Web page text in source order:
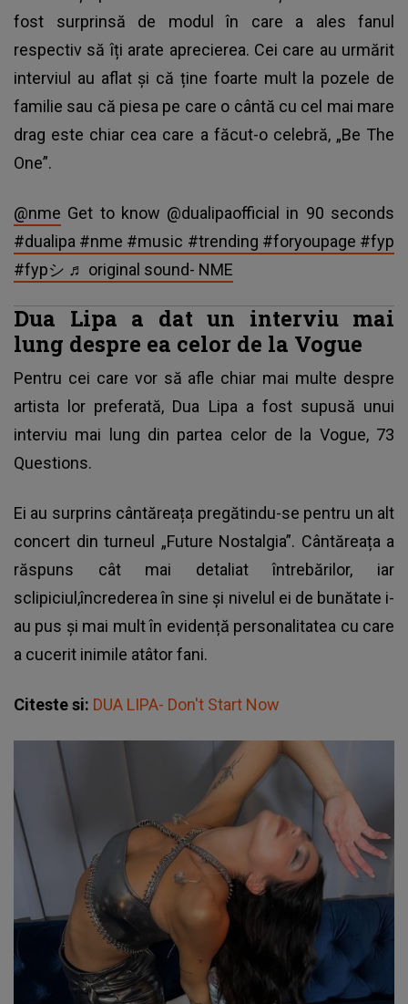
fost surprinsă de modul în care a ales fanul
respectiv să îți arate aprecierea. Cei care au urmărit
interviul au aflat și că ține foarte mult la pozele de
familie sau că piesa pe care o cântă cu cel mai mare
drag este chiar cea care a făcut-o celebră, „Be The
One”.
@nme Get to know @dualipaofficial in 90 seconds
#dualipa #nme #music #trending #foryoupage #fyp
#fypシ ♬ original sound- NME
Dua Lipa a dat un interviu mai
lung despre ea celor de la Vogue
Pentru cei care vor să afle chiar mai multe despre
artista lor preferată, Dua Lipa a fost supusă unui
interviu mai lung din partea celor de la Vogue, 73
Questions.
Ei au surprins cântăreața pregătindu-se pentru un alt
concert din turneul „Future Nostalgia”. Cântăreața a
răspuns cât mai detaliat întrebărilor, iar
sclipiciul,încrederea în sine și nivelul ei de bunătate i-
au pus și mai mult în evidență personalitatea cu care
a cucerit inimile atâtor fani.
Citeste si: DUA LIPA- Don't Start Now